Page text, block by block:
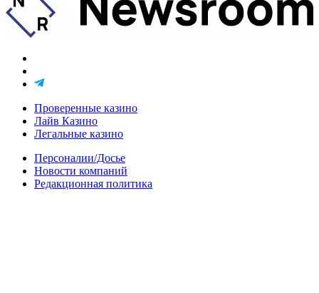
Проверенные казино
Лайв Казино
Легальные казино
Персоналии/Досье
Новости компаний
Редакционная политика